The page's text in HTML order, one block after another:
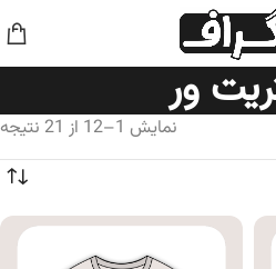
ور
نمایش 1–12 از 21 نتیجه